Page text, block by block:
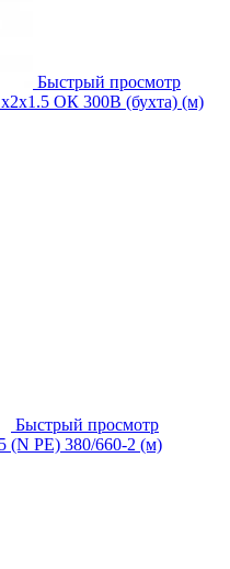
Быстрый просмотр
ОК 300В (бухта) (м)
Быстрый просмотр
PE) 380/660-2 (м)